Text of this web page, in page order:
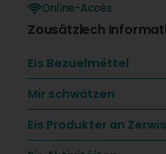
Online-Accès
Zousätzlech
Eis Bezuelmëttel
Mir schwätzen
Eis Produkter an